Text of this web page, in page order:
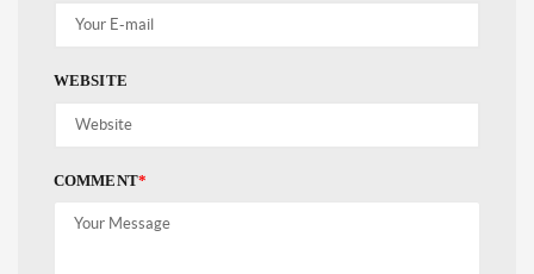
WEBSITE
COMMENT*